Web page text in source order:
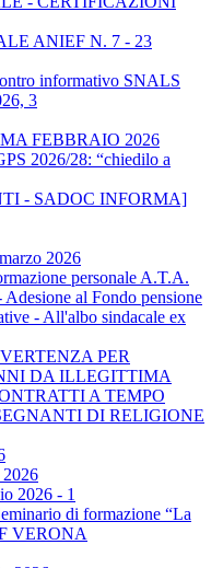
ANIEF N. 7 - 23
informativo SNALS
3
FEBBRAIO 2026
2026/28: “chiedilo a
- SADOC INFORMA]
2026
personale A.T.A.
al Fondo pensione
- All'albo sindacale ex
PER
DA ILLEGITTIMA
A TEMPO
DI RELIGIONE
2026
2026 - 1
di formazione “La
VERONA